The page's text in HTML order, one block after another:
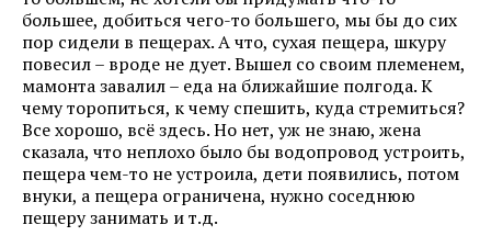
большее, добиться чего-то большего, мы бы до сих
пор сидели в пещерах. А что, сухая пещера, шкуру
повесил – вроде не дует. Вышел со своим племенем,
мамонта завалил – еда на ближайшие полгода. К
чему торопиться, к чему спешить, куда стремиться?
Все хорошо, всё здесь. Но нет, уж не знаю, жена
сказала, что неплохо было бы водопровод устроить,
пещера чем-то не устроила, дети появились, потом
внуки, а пещера ограничена, нужно соседнюю
пещеру занимать и т.д.